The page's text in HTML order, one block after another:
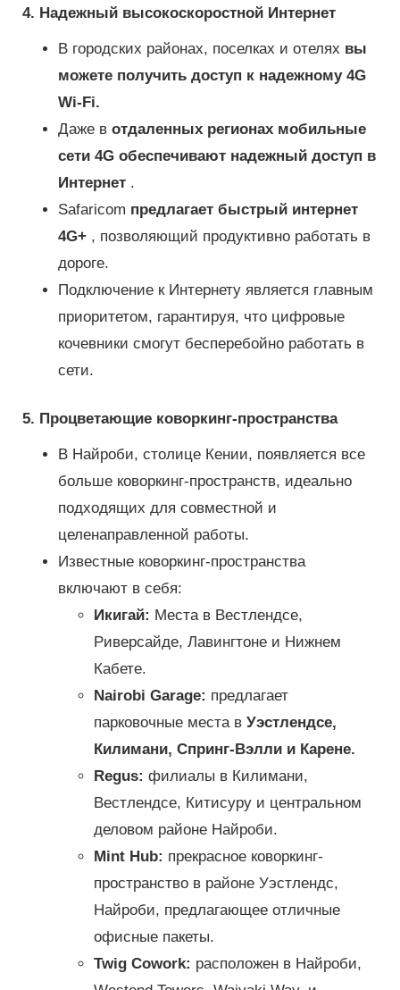
4. Надежный высокоскоростной Интернет
В городских районах, поселках и отелях вы
можете получить доступ к надежному 4G
Wi-Fi.
Даже в отдаленных регионах мобильные
сети 4G обеспечивают надежный доступ в
Интернет .
Safaricom предлагает быстрый интернет
4G+ , позволяющий продуктивно работать в
дороге.
Подключение к Интернету является главным
приоритетом, гарантируя, что цифровые
кочевники смогут бесперебойно работать в
сети.
5. Процветающие коворкинг-пространства
В Найроби, столице Кении, появляется все
больше коворкинг-пространств, идеально
подходящих для совместной и
целенаправленной работы.
Известные коворкинг-пространства
включают в себя:
Икигай: Места в Вестлендсе,
Риверсайде, Лавингтоне и Нижнем
Кабете.
Nairobi Garage: предлагает
парковочные места в Уэстлендсе,
Килимани, Спринг-Вэлли и Карене.
Regus: филиалы в Килимани,
Вестлендсе, Китисуру и центральном
деловом районе Найроби.
Mint Hub: прекрасное коворкинг-
пространство в районе Уэстлендс,
Найроби, предлагающее отличные
офисные пакеты.
Twig Cowork: расположен в Найроби,